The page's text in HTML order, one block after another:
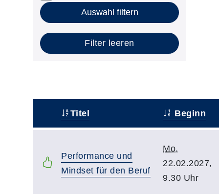
Auswahl filtern
Filter leeren
Titel Beginn
Performance und
Mindset für den Beruf
Mo.
22.02.2027,
9.30 Uhr